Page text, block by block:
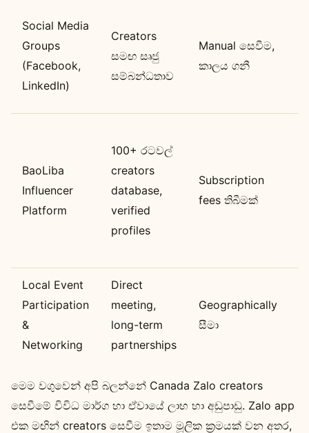
Social Media
Groups
(Facebook,
LinkedIn)
Creators
සමඟ සෘජු
සම්බන්ධතාව
Manual සෙවීම,
කාලය ගනී
BaoLiba
Influencer
Platform
100+ රටවල්
creators
database,
verified
profiles
Subscription
fees තිබීමක්
Local Event
Participation
&
Networking
Direct
meeting,
long-term
partnerships
Geographically
සීමා
මෙම වගුවෙන් අපි බලන්නේ Canada Zalo creators
සෙවීමේ විවිධ මාර්ග හා ඒවායේ ලාභ හා අඩුපාඩු. Zalo app
එක මඟින් creators සෙවීම ඉතාම මූලික ක්‍රමයක් වන අතර,